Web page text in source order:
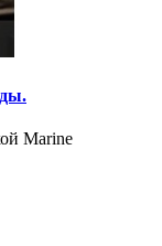
Marine